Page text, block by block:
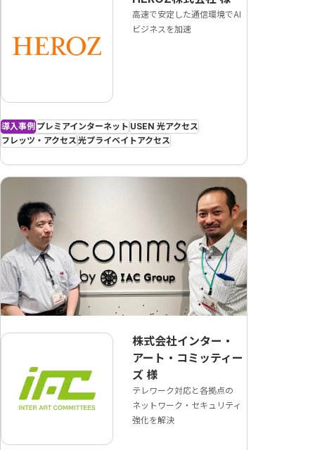
高速で安定した通信環境でAI
ビジネスを加速
導入事例 プレミアインターネット USEN 光アクセス
フレッツ・アクセス 光プライベイトアクセス
株式会社インター・
アート・コミッティー
ズ 様
テレワーク対応と各拠点の
ネットワーク・セキュリティ
強化を解決